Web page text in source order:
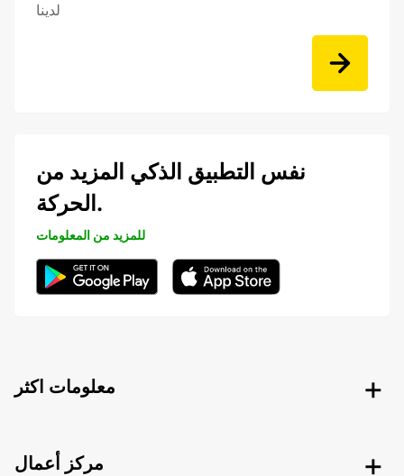
لدينا
نفس التطبيق الذكي المزيد من
الحركة.
للمزيد من المعلومات
معلومات اكثر
مركز أعمال